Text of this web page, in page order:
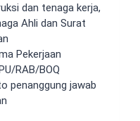
dan tenaga kerja,
Ahli dan Surat
Pekerjaan
RAB/BOQ
penanggung jawab